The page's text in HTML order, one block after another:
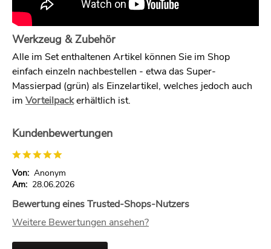
Werkzeug & Zubehör
Alle im Set enthaltenen Artikel können Sie im Shop
einfach einzeln nachbestellen - etwa das Super-
Massierpad (grün) als Einzelartikel, welches jedoch auch
im Vorteilpackerhältlich ist.
Kundenbewertungen
Von: Anonym
Am: 28.06.2026
Bewertung eines Trusted-Shops-Nutzers
Weitere Bewertungen ansehen?